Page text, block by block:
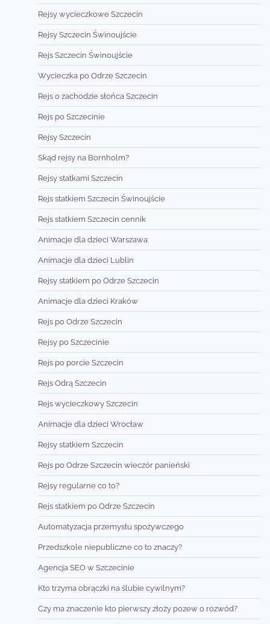
Rejsy wycieczkowe Szczecin
Rejsy Szczecin Świnoujście
Rejs Szczecin Świnoujście
Wycieczka po Odrze Szczecin
Rejs o zachodzie słońca Szczecin
Rejs po Szczecinie
Rejsy Szczecin
Skąd rejsy na Bornholm?
Rejsy statkami Szczecin
Rejs statkiem Szczecin Świnoujście
Rejs statkiem Szczecin cennik
Animacje dla dzieci Warszawa
Animacje dla dzieci Lublin
Rejsy statkiem po Odrze Szczecin
Animacje dla dzieci Kraków
Rejs po Odrze Szczecin
Rejsy po Szczecinie
Rejs po porcie Szczecin
Rejs Odrą Szczecin
Rejs wycieczkowy Szczecin
Animacje dla dzieci Wrocław
Rejsy statkiem Szczecin
Rejs po Odrze Szczecin wieczór panieński
Rejsy regularne co to?
Rejs statkiem po Odrze Szczecin
Automatyzacja przemysłu spożywczego
Przedszkole niepubliczne co to znaczy?
Agencja SEO w Szczecinie
Kto trzyma obrączki na ślubie cywilnym?
Czy ma znaczenie kto pierwszy złoży pozew o rozwód?